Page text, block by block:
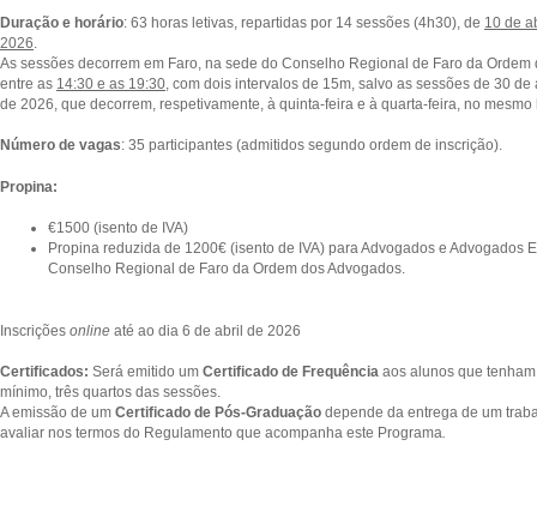
Duração e horário: 63 horas letivas, repartidas por 14 sessões (4h30), de 10 de
2026
As sessões decorrem em Faro, na sede do Conselho Regional de Faro da
entre as 14:30 e as 19:30 , com dois intervalos de 15m, salvo as sessões de 30
de 2026, que decorrem, respetivamente, à quinta-feira e à quarta-feira, no
Número de vagas: 35 participantes (admitidos segundo ordem de inscrição).
Propina:
€1500 (isento de IVA)
Propina reduzida de 1200€ (isento de IVA) para Advogados e Advogados
Conselho Regional de Faro da Ordem dos Advogados.
Inscrições online até ao dia 6 de abril de 2026
Certificados: Será emitido um Certificado de Frequência aos alunos que
mínimo, três quartos das sessões.
A emissão de um Certificado de Pós-Graduação depende da entrega de um
avaliar nos termos do Regulamento que acompanha este Programa